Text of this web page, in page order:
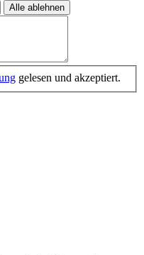
gelesen und akzeptiert.
Alle ablehnen